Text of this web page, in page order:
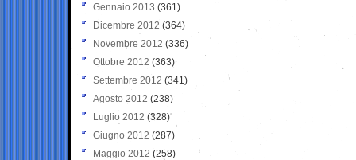
Gennaio 2013 (361)
Dicembre 2012 (364)
Novembre 2012 (336)
Ottobre 2012 (363)
Settembre 2012 (341)
Agosto 2012 (238)
Luglio 2012 (328)
Giugno 2012 (287)
Maggio 2012 (258)